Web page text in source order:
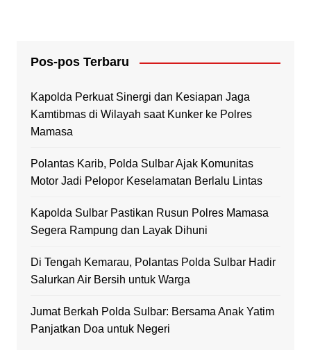
Pos-pos Terbaru
Kapolda Perkuat Sinergi dan Kesiapan Jaga
Kamtibmas di Wilayah saat Kunker ke Polres
Mamasa
Polantas Karib, Polda Sulbar Ajak Komunitas
Motor Jadi Pelopor Keselamatan Berlalu Lintas
Kapolda Sulbar Pastikan Rusun Polres Mamasa
Segera Rampung dan Layak Dihuni
Di Tengah Kemarau, Polantas Polda Sulbar Hadir
Salurkan Air Bersih untuk Warga
Jumat Berkah Polda Sulbar: Bersama Anak Yatim
Panjatkan Doa untuk Negeri